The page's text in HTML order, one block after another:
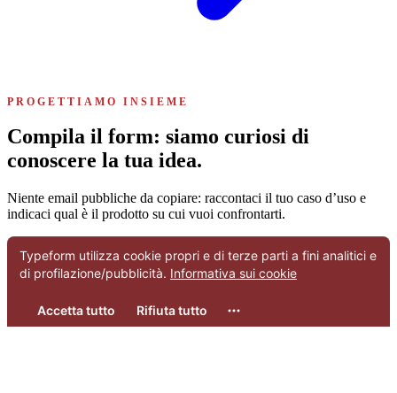
PROGETTIAMO INSIEME
Compila il form: siamo curiosi di
conoscere la tua idea.
Niente email pubbliche da copiare: raccontaci il tuo caso d’uso e
indicaci qual è il prodotto su cui vuoi confrontarti.